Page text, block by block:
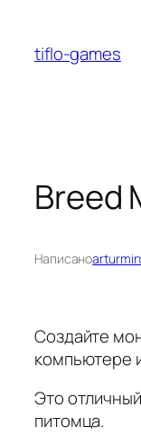
содержимому
tiflo-games
Breed
Написано
Создайте
компьютере
Это
питомца.